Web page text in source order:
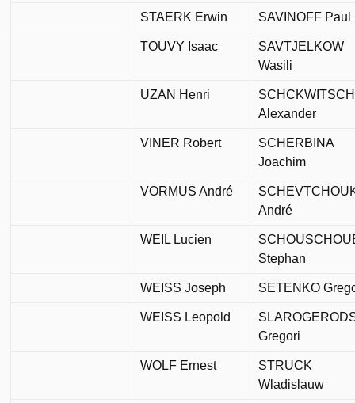
STAERK Erwin SAVINOFF Paul
TOUVY Isaac
SAVTJELKOW
Wasili
UZAN Henri
SCHCKWITSCH
Alexander
VINER Robert
SCHERBINA
Joachim
VORMUS André
André
WEIL Lucien
Stephan
WEISS Joseph SETENKO
WEISS Leopold
Gregori
WOLF Ernest
STRUCK
Wladislauw